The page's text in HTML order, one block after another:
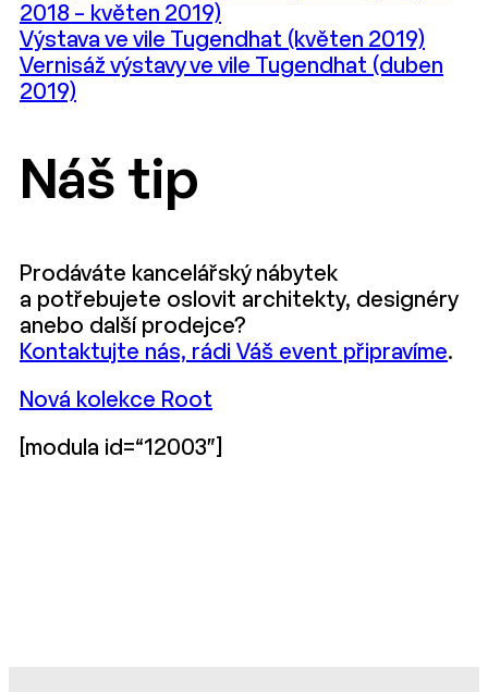
2018 – květen 2019)
Výstava ve vile Tugendhat (květen 2019)
Vernisáž výstavy ve vile Tugendhat (duben
2019)
Náš tip
Prodáváte kancelářský nábytek
a potřebujete oslovit architekty, designéry
anebo další prodejce?
Kontaktujte nás, rádi Váš event připravíme.
Nová kolekce Root
[modula id=“12003″]